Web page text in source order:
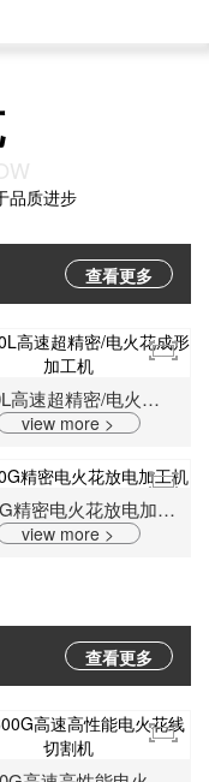
品质进步
查看更多
AP30L高速超精密/电火花成形加工机
view more >
AL60G精密电火花放电加工机
view more >
查看更多